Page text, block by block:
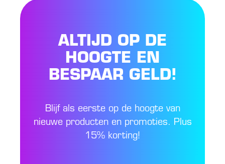
ALTIJD OP DE
HOOGTE EN
BESPAAR GELD!
Blijf als eerste op de hoogte van
nieuwe producten en promoties. Plus
15% korting!